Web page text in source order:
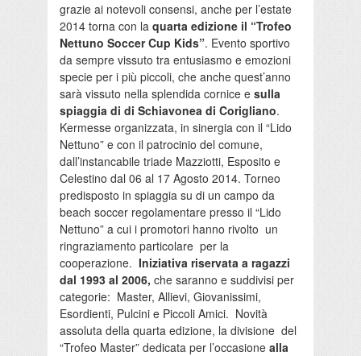
grazie ai notevoli consensi, anche per l’estate
2014 torna con la quarta edizione il “Trofeo
Nettuno Soccer Cup Kids”. Evento sportivo
da sempre vissuto tra entusiasmo e emozioni
specie per i più piccoli, che anche quest’anno
sarà vissuto nella splendida cornice e sulla
spiaggia di di Schiavonea di Corigliano.
Kermesse organizzata, in sinergia con il “Lido
Nettuno” e con il patrocinio del comune,
dall’instancabile triade Mazziotti, Esposito e
Celestino dal 06 al 17 Agosto 2014. Torneo
predisposto in spiaggia su di un campo da
beach soccer regolamentare presso il “Lido
Nettuno” a cui i promotori hanno rivolto un
ringraziamento particolare per la
cooperazione. Iniziativa riservata a ragazzi
dal 1993 al 2006, che saranno e suddivisi per
categorie: Master, Allievi, Giovanissimi,
Esordienti, Pulcini e Piccoli Amici. Novità
assoluta della quarta edizione, la divisione del
“Trofeo Master” dedicata per l’occasione alla